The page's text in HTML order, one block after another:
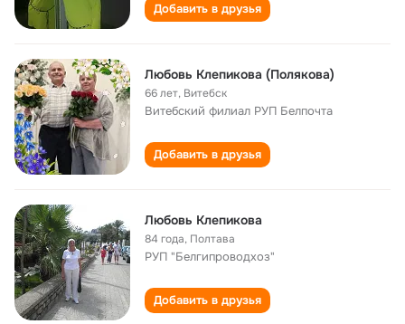
Добавить в друзья
Любовь Клепикова (Полякова)
66 лет, Витебск
Витебский филиал РУП Белпочта
Добавить в друзья
Любовь Клепикова
84 года, Полтава
РУП "Белгипроводхоз"
Добавить в друзья